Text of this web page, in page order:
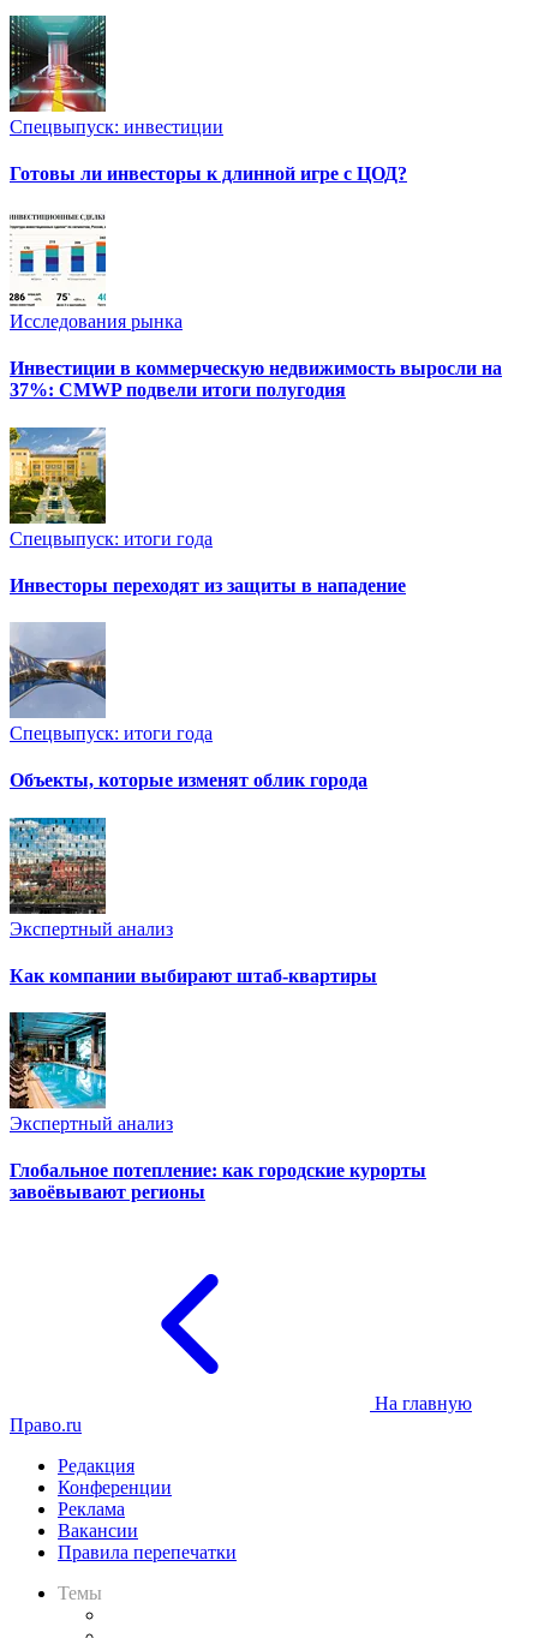
Спецвыпуск: инвестиции
Готовы ли инвесторы к длинной игре с ЦОД?
Исследования рынка
Инвестиции в коммерческую недвижимость выросли на
37%: CMWP подвели итоги полугодия
Спецвыпуск: итоги года
Инвесторы переходят из защиты в нападение
Спецвыпуск: итоги года
Объекты, которые изменят облик города
Экспертный анализ
Как компании выбирают штаб-квартиры
Экспертный анализ
Глобальное потепление: как городские курорты
завоёвывают регионы
На главную
Право.ru
Редакция
Конференции
Реклама
Вакансии
Правила перепечатки
Темы